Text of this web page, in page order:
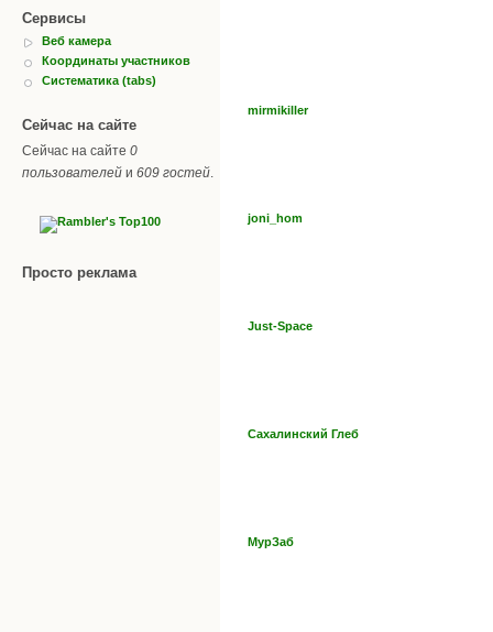
Сервисы
Веб камера
Координаты участников
Систематика (tabs)
Сейчас на сайте
Сейчас на сайте 0
пользователей и 609 гостей
Просто реклама
mirmikiller
joni_hom
Just-Space
Сахалинский Глеб
МурЗаб